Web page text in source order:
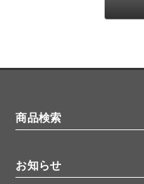
商品検索
タンパク質検索
お知らせ